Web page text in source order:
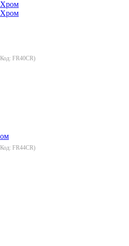
FR40CR)
FR44CR)